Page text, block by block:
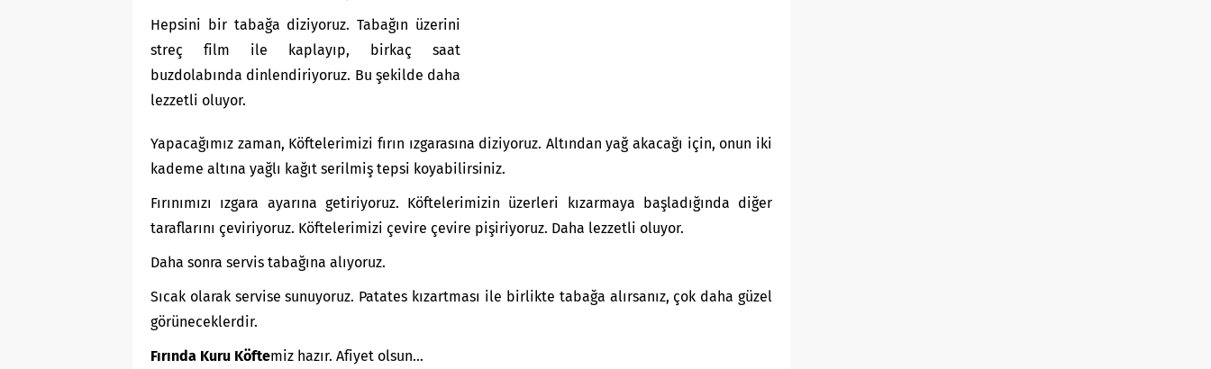
Hepsini bir tabağa diziyoruz. Tabağın üzerini
streç film ile kaplayıp, birkaç saat
buzdolabında dinlendiriyoruz. Bu şekilde daha
lezzetli oluyor.
Yapacağımız zaman, Köftelerimizi fırın ızgarasına diziyoruz. Altından yağ akacağı için, onun iki
kademe altına yağlı kağıt serilmiş tepsi koyabilirsiniz.
Fırınımızı ızgara ayarına getiriyoruz. Köftelerimizin üzerleri kızarmaya başladığında diğer
taraflarını çeviriyoruz. Köftelerimizi çevire çevire pişiriyoruz. Daha lezzetli oluyor.
Daha sonra servis tabağına alıyoruz.
Sıcak olarak servise sunuyoruz. Patates kızartması ile birlikte tabağa alırsanız, çok daha güzel
görüneceklerdir.
Fırında Kuru Köftemiz hazır. Afiyet olsun…